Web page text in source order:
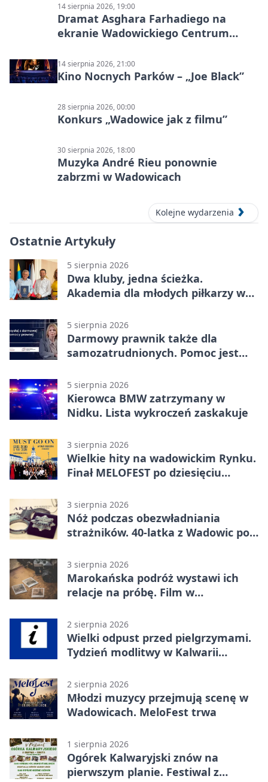
14 sierpnia 2026, 19:00
Dramat Asghara Farhadiego na
ekranie Wadowickiego Centrum
14 sierpnia 2026, 21:00
Kino Nocnych Parków – „Joe Black”
28 sierpnia 2026, 00:00
Konkurs „Wadowice jak z filmu”
30 sierpnia 2026, 18:00
Muzyka André Rieu ponownie
zabrzmi w Wadowicach
Kolejne wydarzenia
Ostatnie Artykuły
5 sierpnia 2026
Dwa kluby, jedna ścieżka.
Akademia dla młodych piłkarzy w
5 sierpnia 2026
Darmowy prawnik także dla
samozatrudnionych. Pomoc jest
5 sierpnia 2026
Kierowca BMW zatrzymany w
Nidku. Lista wykroczeń zaskakuje
3 sierpnia 2026
Wielkie hity na wadowickim Rynku.
Finał MELOFEST po dziesięciu
3 sierpnia 2026
Nóż podczas obezwładniania
strażników. 40-latka z Wadowic pod
3 sierpnia 2026
Marokańska podróż wystawi ich
relacje na próbę. Film w
2 sierpnia 2026
Wielki odpust przed pielgrzymami.
Tydzień modlitwy w Kalwarii
2 sierpnia 2026
Młodzi muzycy przejmują scenę w
Wadowicach. MeloFest trwa
1 sierpnia 2026
Ogórek Kalwaryjski znów na
pierwszym planie. Festiwal z